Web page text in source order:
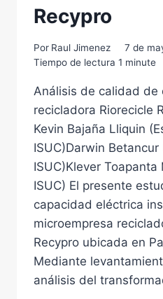
Recypro
Por Raul Jimenez
7 de
Tiempo de lectura 1 minute
Análisis de calidad de
recicladora Riorecicle
Kevin Bajaña Lliquin
ISUC)Darwin
ISUC)Klever
ISUC) El presente
capacidad eléctrica
microempresa
Recypro ubicada en
Mediante
análisis del